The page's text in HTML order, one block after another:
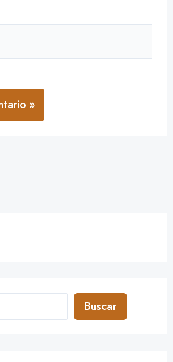
Buscar